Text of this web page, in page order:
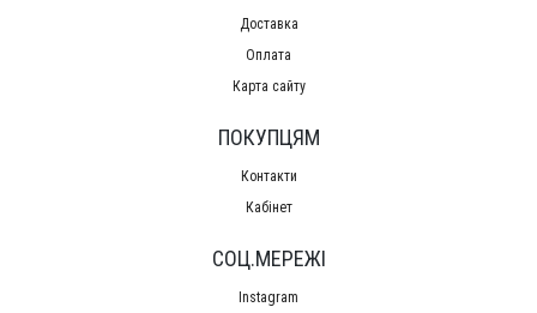
Доставка
Оплата
Карта сайту
ПОКУПЦЯМ
Контакти
Кабінет
СОЦ.МЕРЕЖІ
Instagram